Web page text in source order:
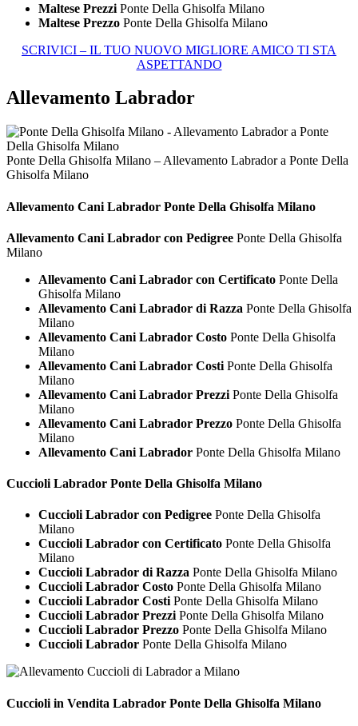
Maltese Prezzi Ponte Della Ghisolfa Milano
Maltese Prezzo Ponte Della Ghisolfa Milano
SCRIVICI – IL TUO NUOVO MIGLIORE AMICO TI STA
ASPETTANDO
Allevamento Labrador
Ponte Della Ghisolfa Milano – Allevamento Labrador a Ponte Della
Ghisolfa Milano
Allevamento Cani Labrador Ponte Della Ghisolfa Milano
Allevamento Cani Labrador con Pedigree Ponte Della Ghisolfa
Milano
Allevamento Cani Labrador con Certificato Ponte Della
Ghisolfa Milano
Allevamento Cani Labrador di Razza Ponte Della Ghisolfa
Milano
Allevamento Cani Labrador Costo Ponte Della Ghisolfa
Milano
Allevamento Cani Labrador Costi Ponte Della Ghisolfa
Milano
Allevamento Cani Labrador Prezzi Ponte Della Ghisolfa
Milano
Allevamento Cani Labrador Prezzo Ponte Della Ghisolfa
Milano
Allevamento Cani Labrador Ponte Della Ghisolfa Milano
Cuccioli Labrador Ponte Della Ghisolfa Milano
Cuccioli Labrador con Pedigree Ponte Della Ghisolfa
Milano
Cuccioli Labrador con Certificato Ponte Della Ghisolfa
Milano
Cuccioli Labrador di Razza Ponte Della Ghisolfa Milano
Cuccioli Labrador Costo Ponte Della Ghisolfa Milano
Cuccioli Labrador CostiPonte Della Ghisolfa Milano
Cuccioli Labrador PrezziPonte Della Ghisolfa Milano
Cuccioli Labrador Prezzo Ponte Della Ghisolfa Milano
Cuccioli Labrador Ponte Della Ghisolfa Milano
Cuccioli in Vendita Labrador Ponte Della Ghisolfa Milano